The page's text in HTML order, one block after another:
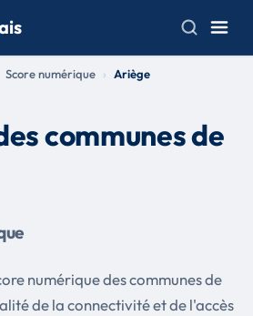
Score numérique Ariège
communes de
numérique des communes de
de la connectivité et de l'accès